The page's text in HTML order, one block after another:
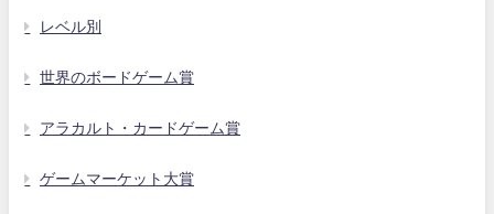
レベル別
世界のボードゲーム賞
アラカルト・カードゲーム賞
ゲームマーケット大賞